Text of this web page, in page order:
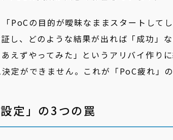
PoCの目的が曖昧なままスタートして
し、どのような結果が出れば「成功」
えずやってみた」というアリバイ作り
定ができません。これが「PoC疲れ」の
定」の3つの罠